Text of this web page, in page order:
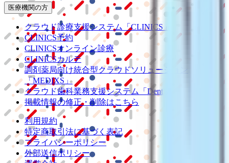
医療機関の方
クラウド診療支援システム
「CLINICS」
CLINICS予約
CLINICSオンライン診療
CLINICSカルテ
調剤薬局向け統合型クラウドソリューション
「MEDIXS」
クラウド歯科業務支援システム
「Dentis」
掲載情報の修正・削除はこちら
利用規約
特定商取引法に基づく表記
プライバシーポリシー
外部送信ポリシー